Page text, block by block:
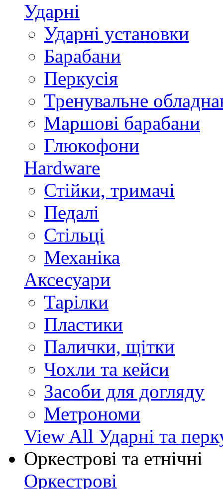
Ударні
Ударні установки
Барабани
Перкусія
Тренувальне
Маршові барабани
Глюкофони
Hardware
Стійки, тримачі
Педалі
Стільці
Механіка
Аксесуари
Тарілки
Пластики
Палички, щітки
Чохли та кейси
Засоби для догляду
Метрономи
View All Ударні та
Оркестрові та етнічні
Оркестрові